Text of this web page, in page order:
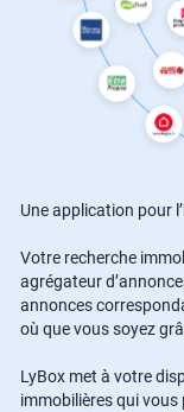
Une application pour
Votre recherche
agrégateur
annonces
où que vous soyez
LyBox met à votre
immobilières qui vous